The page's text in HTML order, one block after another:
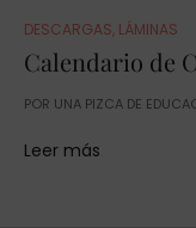
DESCARGAS, LÁMINAS
Calendario de
POR UNA PIZCA DE
Leer más